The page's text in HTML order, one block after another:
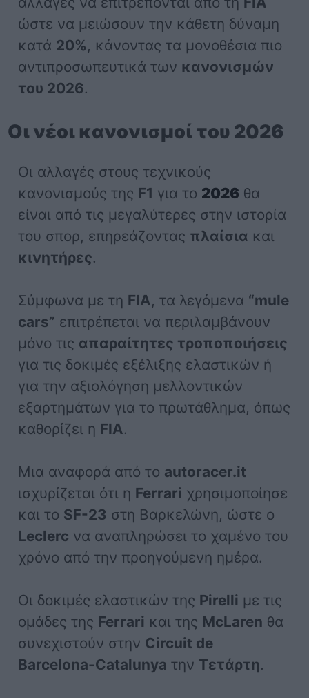
ώστε να μειώσουν την κάθετη δύναμη
κατά 20%, κάνοντας τα μονοθέσια πιο
αντιπροσωπευτικά των κανονισμών
του 2026.
Οι νέοι κανονισμοί του 2026
Οι αλλαγές στους τεχνικούς
κανονισμούς της F1 για το 2026 θα
είναι από τις μεγαλύτερες στην ιστορία
του σπορ, επηρεάζοντας πλαίσια και
κινητήρες.
Σύμφωνα με τη FIA, τα λεγόμενα “mule
cars” επιτρέπεται να περιλαμβάνουν
μόνο τις απαραίτητες τροποποιήσεις
για τις δοκιμές εξέλιξης ελαστικών ή
για την αξιολόγηση μελλοντικών
εξαρτημάτων για το πρωτάθλημα, όπως
καθορίζει η FIA.
Μια αναφορά από το autoracer.it
ισχυρίζεται ότι η Ferrari χρησιμοποίησε
και το SF-23 στη Βαρκελώνη, ώστε ο
Leclerc να αναπληρώσει το χαμένο του
χρόνο από την προηγούμενη ημέρα.
Οι δοκιμές ελαστικών της Pirelli με τις
ομάδες της Ferrari και της McLaren θα
συνεχιστούν στην Circuit de
Barcelona-Catalunya την Τετάρτη.